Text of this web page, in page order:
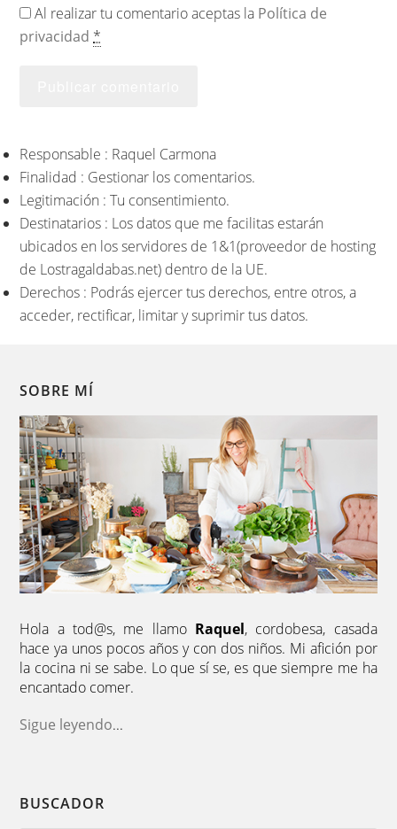
Al realizar tu comentario aceptas la Política de
privacidad *
Responsable : Raquel Carmona
Finalidad : Gestionar los comentarios.
Legitimación : Tu consentimiento.
Destinatarios : Los datos que me facilitas estarán
ubicados en los servidores de 1&1(proveedor de hosting
de Lostragaldabas.net) dentro de la UE.
Derechos : Podrás ejercer tus derechos, entre otros, a
acceder, rectificar, limitar y suprimir tus datos.
SOBRE MÍ
Hola a tod@s, me llamo Raquel, cordobesa, casada
hace ya unos pocos años y con dos niños. Mi afición por
la cocina ni se sabe. Lo que sí se, es que siempre me ha
encantado comer.
Sigue leyendo...
BUSCADOR